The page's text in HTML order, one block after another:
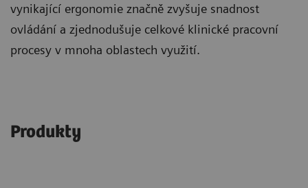
vynikající ergonomie značně zvyšuje snadnost
ovládání a zjednodušuje celkové klinické pracovní
procesy v mnoha oblastech využití.
Produkty